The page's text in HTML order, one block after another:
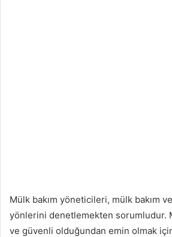
Mülk bakım yöneticileri, mülk bakım ve
yönlerini denetlemekten sorumludur.
ve güvenli olduğundan emin olmak